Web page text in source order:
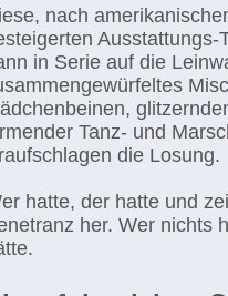
nach
Ausstattungs-
in Serie auf die
Tanz- und
die Losung.
hatte, der hatte und
her. Wer nichts